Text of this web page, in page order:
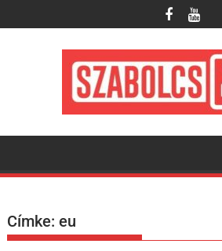
to
Címke:eu